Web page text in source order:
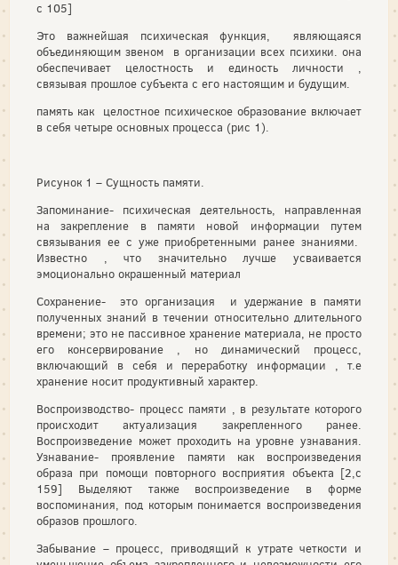
с 105]
Это важнейшая психическая функция, являющаяся
объединяющим звеном в организации всех психики. она
обеспечивает целостность и единость личности ,
связывая прошлое субъекта с его настоящим и будущим.
память как целостное психическое образование включает
в себя четыре основных процесса (рис 1).
Рисунок 1 – Сущность памяти.
Запоминание- психическая деятельность, направленная
на закрепление в памяти новой информации путем
связывания ее с уже приобретенными ранее знаниями.
Известно , что значительно лучше усваивается
эмоционально окрашенный материал
Сохранение- это организация и удержание в памяти
полученных знаний в течении относительно длительного
времени; это не пассивное хранение материала, не просто
его консервирование , но динамический процесс,
включающий в себя и переработку информации , т.е
хранение носит продуктивный характер.
Воспроизводство- процесс памяти , в результате которого
происходит актуализация закрепленного ранее.
Воспроизведение может проходить на уровне узнавания.
Узнавание- проявление памяти как воспроизведения
образа при помощи повторного восприятия объекта [2,с
159] Выделяют также воспроизведение в форме
воспоминания, под которым понимается воспроизведения
образов прошлого.
Забывание – процесс, приводящий к утрате четкости и